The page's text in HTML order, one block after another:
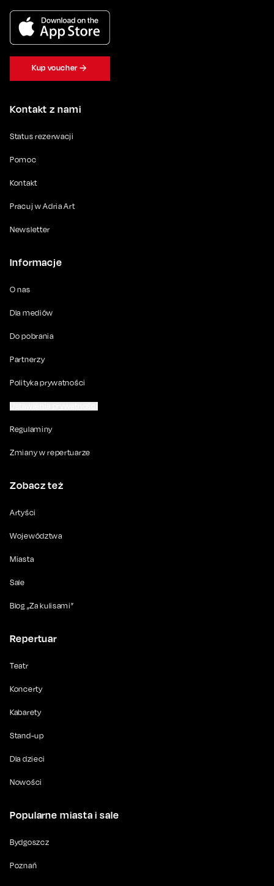
Kontakt z nami
Status rezerwacji
Pomoc
Kontakt
Pracuj w Adria Art
Newsletter
Informacje
O nas
Dla mediów
Do pobrania
Partnerzy
Polityka prywatności
Regulaminy
Zmiany w repertuarze
Zobacz też
Artyści
Województwa
Miasta
Sale
Blog „Za kulisami”
Repertuar
Teatr
Koncerty
Kabarety
Stand-up
Dla dzieci
Nowości
Popularne miasta i sale
Bydgoszcz
Poznań
Kup voucher